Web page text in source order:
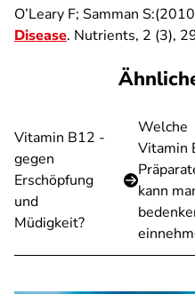
O’Leary F; Samman
Disease. Nutrients, 2 (3),
Vitamin B12 -
gegen
Erschöpfung
und
Müdigkeit?
Welche
Vitamin
kann